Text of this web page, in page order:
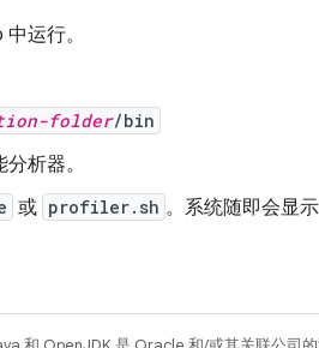
运行。
folder/bin
析器。
或 profiler.sh 。系统随即会显